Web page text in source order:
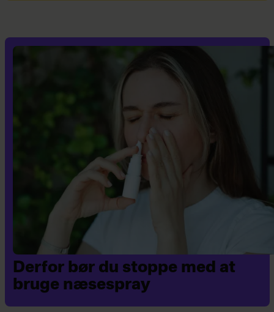
hud.
Derfor bør du stoppe med at
bruge næsespray